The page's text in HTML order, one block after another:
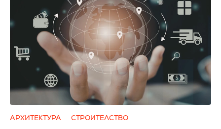
АРХИТЕКТУРА СТРОИТЕЛСТВО